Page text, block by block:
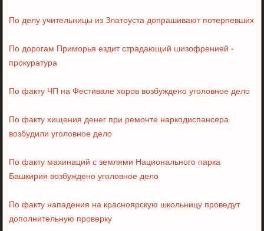
По делу учительницы из Златоуста допрашивают потерпевших
По дорогам Приморья ездит страдающий шизофренией -
прокуратура
По факту ЧП на Фестивале хоров возбуждено уголовное дело
По факту хищения денег при ремонте наркодиспансера
возбудили уголовное дело
По факту махинаций с землями Национального парка
Башкирия возбуждено уголовное дело
По факту нападения на красноярскую школьницу проведут
дополнительную проверку